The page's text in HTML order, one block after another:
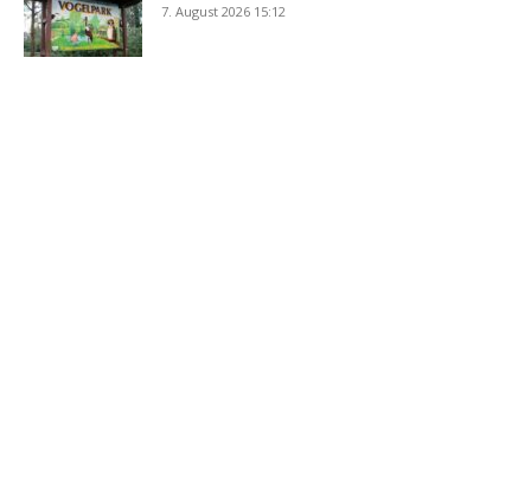
7. August 2026 15:12